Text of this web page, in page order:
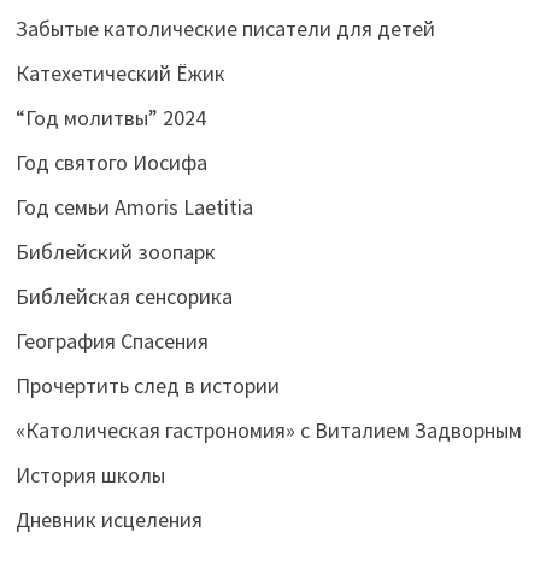
Забытые католические писатели для детей
Катехетический Ёжик
“Год молитвы” 2024
Год святого Иосифа
Год семьи Amoris Laetitia
Библейский зоопарк
Библейская сенсорика
География Спасения
Прочертить след в истории
«Католическая гастрономия» с Виталием Задворным
История школы
Дневник исцеления